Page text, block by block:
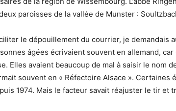
paroisses de la vallée de Munster :
le dépouillement du courrier, je demandais
âgées écrivaient souvent en allemand,
Elles avaient beaucoup de mal à saisir le nom
souvent en « Réfectoire Alsace ». Certaines
1974. Mais le facteur savait réajuster le tir et